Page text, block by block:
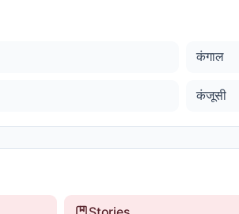
कंगाल
कंजूसी